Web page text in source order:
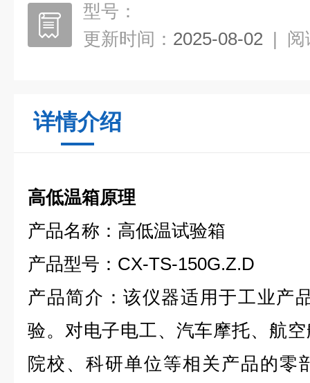
型号：
更新时间： 2025-08-02 | 阅
详情介绍
高低温箱原理
产品名称：高低温试验箱
产品型号：CX-TS-150G.Z.D
产品简介：该仪器适用于工业产
验。对电子电工、汽车摩托、航
院校、科研单位等相关产品的零